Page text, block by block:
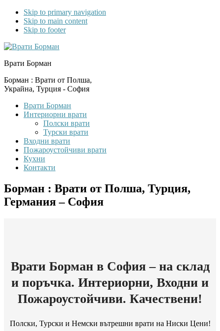
Skip to primary navigation
Skip to main content
Skip to footer
Врати Борман
Борман : Врати от Полша,
Украйна, Турция - София
Врати Борман
Интериорни врати
Полски врати
Турски врати
Входни врати
Пожароустойчиви врати
Кухни
Контакти
Борман : Врати от Полша, Турция,
Германия – София
Врати Борман в София – на склад
и поръчка. Интериорни, Входни и
Пожароустойчиви. Качествени!
Полски, Турски и Немски вътрешни врати на Ниски Цени!